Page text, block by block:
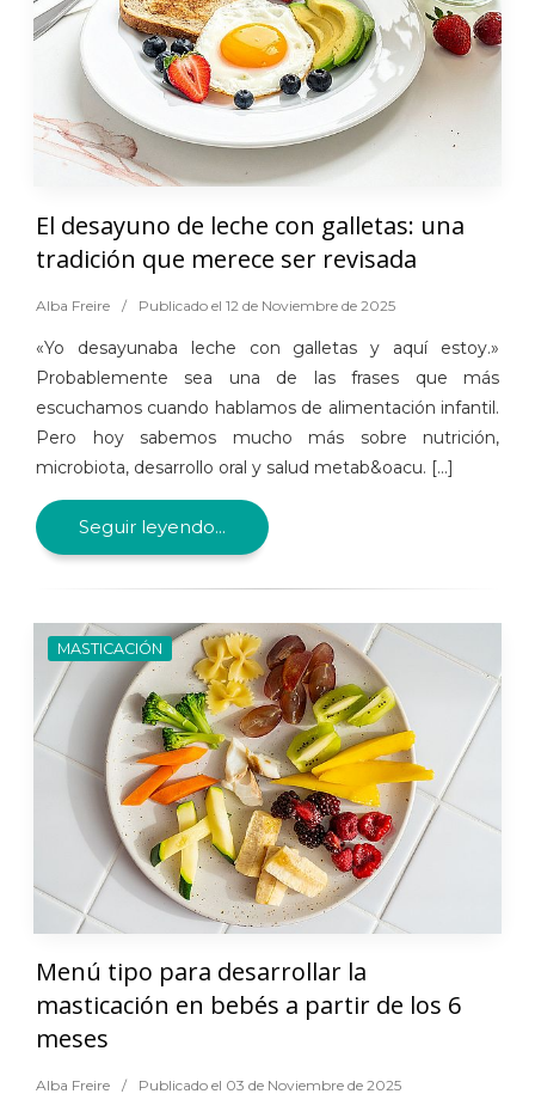
El desayuno de leche con galletas: una
tradición que merece ser revisada
Alba Freire / Publicado el 12 de Noviembre de 2025
«Yo desayunaba leche con galletas y aquí estoy.»
Probablemente sea una de las frases que más
escuchamos cuando hablamos de alimentación infantil.
Pero hoy sabemos mucho más sobre nutrición,
microbiota, desarrollo oral y salud metab&oacu. [...]
Seguir leyendo...
MASTICACIÓN
Menú tipo para desarrollar la
masticación en bebés a partir de los 6
meses
Alba Freire / Publicado el 03 de Noviembre de 2025